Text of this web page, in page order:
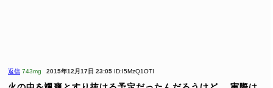
返信 743mg 2015年12月17日 23:05 ID:I5MzQ1OTI